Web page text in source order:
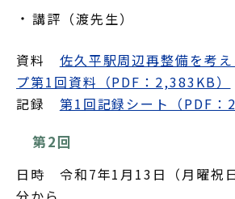
講評（渡先生）
資料 佐久平駅周辺再整備を考
プ第1回資料（PDF：2,383KB）
記録 第1回記録シート（PDF：
第2回
日時 令和7年1月13日（月曜祝